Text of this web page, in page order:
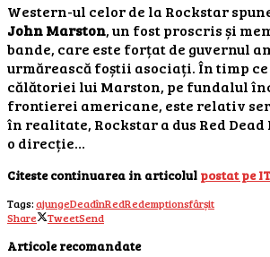
Western-ul celor de la Rockstar
John Marston, un fost proscris și
bande, care este forțat de guvernul
urmărească foștii asociați. În timp ce
călătoriei lui Marston, pe fundalul
frontierei americane, este relativ
în realitate, Rockstar a dus Red
o direcție…
Citeste continuarea in articolul postat pe
Tags:ajungeDeadînRedRedemptionsfârșit
Share
TweetSend
Articole recomandate